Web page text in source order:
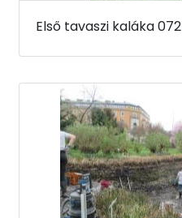
Első tavaszi kaláka 072